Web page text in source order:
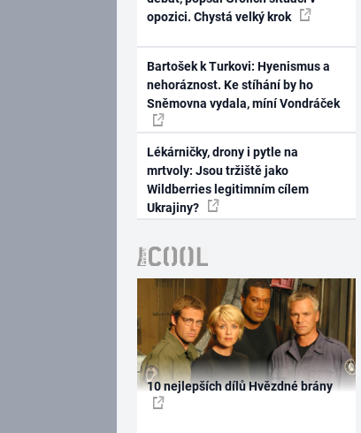
opozici. Chystá velký krok
Bartošek k Turkovi: Hyenismus a
nehoráznost. Ke stíhání by ho
Sněmovna vydala, míní Vondráček
Lékárničky, drony i pytle na
mrtvoly: Jsou tržiště jako
Wildberries legitimním cílem
Ukrajiny?
10 nejlepších dílů Hvězdné brány